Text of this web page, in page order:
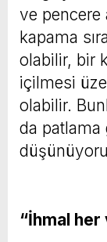
ve pencere
kapama
olabilir, bir
içilmesi
olabilir.
da patlama
“İhmal her